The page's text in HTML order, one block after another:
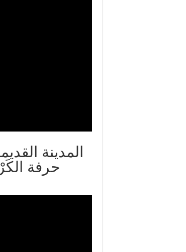
المدينة
حرفة